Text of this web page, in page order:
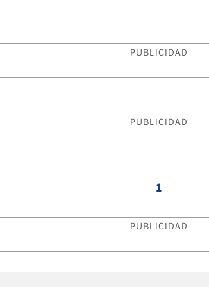
PUBLICIDAD
PUBLICIDAD
1
PUBLICIDAD